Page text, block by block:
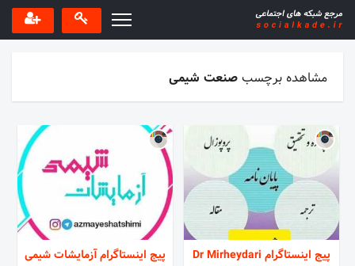
مشاهده برچسبصنعت شیمی
پیج اینستاگرام Dr Mirheydari پیج اینستاگرام آزمایشات شیمی